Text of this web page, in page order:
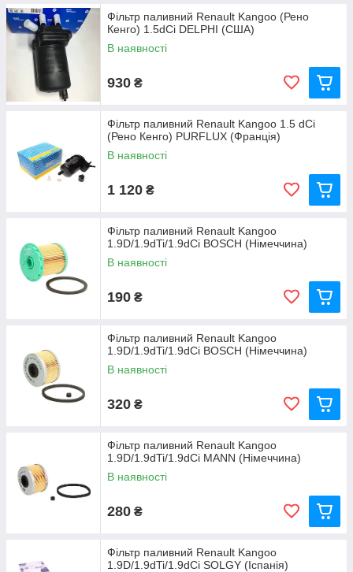
Фільтр паливний Renault Kangoo (Рено
Кенго) 1.5dCi DELPHI (США)
В наявності
930 ₴
Фільтр паливний Renault Kangoo 1.5 dCi
(Рено Кенго) PURFLUX (Франція)
В наявності
1 120 ₴
Фільтр паливний Renault Kangoo
1.9D/1.9dTi/1.9dCi BOSCH (Німеччина)
В наявності
190 ₴
Фільтр паливний Renault Kangoo
1.9D/1.9dTi/1.9dCi BOSCH (Німеччина)
В наявності
320 ₴
Фільтр паливний Renault Kangoo
1.9D/1.9dTi/1.9dCi MANN (Німеччина)
В наявності
280 ₴
Фільтр паливний Renault Kangoo
1.9D/1.9dTi/1.9dCi SOLGY (Іспанія)